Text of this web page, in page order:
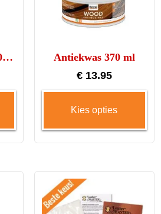
Textile Refresher 500ml
Antiekwas 370 ml
€13.95
Kies opties